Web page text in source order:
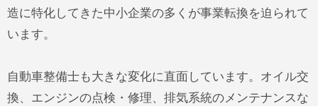
造に特化してきた中小企業の多くが事業転換を迫られて
います。
自動車整備士も大きな変化に直面しています。オイル交
換、エンジンの点検・修理、排気系統のメンテナンスな